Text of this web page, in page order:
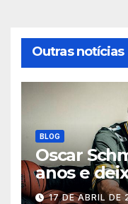
Outras notícias
BLOG
Oscar
anos e
no17 DE ABRIL